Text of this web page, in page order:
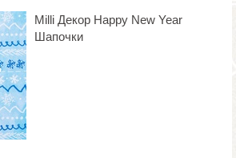
Milli Декор Happy New Year
Шапочки